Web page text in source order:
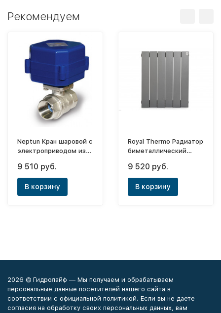
Рекомендуем
Neptun Кран шаровой с
электроприводом из
220В
9 510 руб.
В корзину
Royal Thermo Радиатор
биметаллический
500х8 (боковое)
9 520 руб.
В корзину
2026 © Гидролайф — Мы получаем и обрабатываем
персональные данные посетителей нашего сайта в
соответствии с официальной политикой. Если вы не даете
согласия на обработку своих персональных данных, вам